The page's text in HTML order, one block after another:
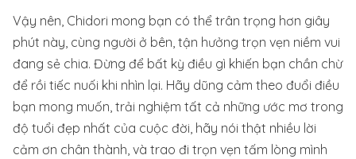
Vậy nên, Chidori mong bạn có thể trân trọng hơn giây
phút này, cùng người ở bên, tận hưởng trọn vẹn niềm vui
đang sẻ chia. Đừng để bất kỳ điều gì khiến bạn chần chừ
để rồi tiếc nuối khi nhìn lại. Hãy dũng cảm theo đuổi điều
bạn mong muốn, trải nghiệm tất cả những ước mơ trong
độ tuổi đẹp nhất của cuộc đời, hãy nói thật nhiều lời
cảm ơn chân thành, và trao đi trọn vẹn tấm lòng mình